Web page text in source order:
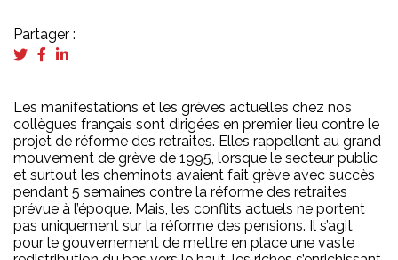
Partager :
Les manifestations et les grèves actuelles chez nos
collègues français sont dirigées en premier lieu contre le
projet de réforme des retraites. Elles rappellent au grand
mouvement de grève de 1995, lorsque le secteur public
et surtout les cheminots avaient fait grève avec succès
pendant 5 semaines contre la réforme des retraites
prévue à l’époque. Mais, les conflits actuels ne portent
pas uniquement sur la réforme des pensions. Il s’agit
pour le gouvernement de mettre en place une vaste